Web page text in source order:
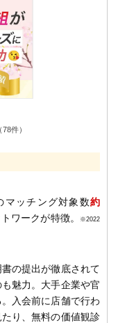
78件）
マッチング対象数約
ワークが特徴。 ※2022
の提出が徹底されて
魅力。大手企業や官
入会前に店舗で行わ
り、無料の価値観診